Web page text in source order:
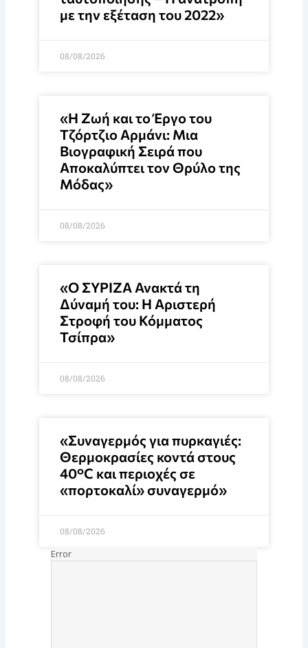
με την εξέταση του 2022»
08/08/2026
«Η Ζωή και το Έργο του
Τζόρτζιο Αρμάνι: Μια
Βιογραφική Σειρά που
Αποκαλύπτει τον Θρύλο της
Μόδας»
08/08/2026
«Ο ΣΥΡΙΖΑ Ανακτά τη
Δύναμή του: Η Αριστερή
Στροφή του Κόμματος
Τσίπρα»
08/08/2026
«Συναγερμός για πυρκαγιές:
Θερμοκρασίες κοντά στους
40°C και περιοχές σε
«πορτοκαλί» συναγερμό»
08/08/2026